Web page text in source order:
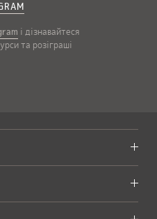
і дізнавайтеся
та розіграші